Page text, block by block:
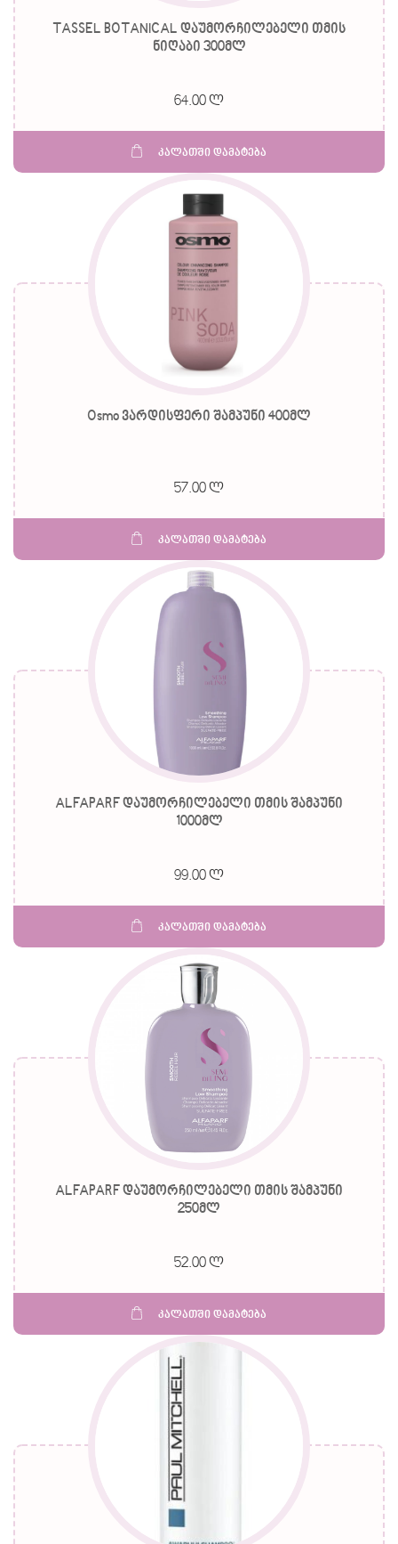
TASSEL BOTANICAL დაუმორჩილებელი თმის
ნიღაბი 300მლ
64.00 ლ
კალათში დამატება
Osmo ვარდისფერი შამპუნი 400მლ
57.00 ლ
კალათში დამატება
ALFAPARF დაუმორჩილებელი თმის შამპუნი
1000მლ
99.00 ლ
კალათში დამატება
ALFAPARF დაუმორჩილებელი თმის შამპუნი
250მლ
52.00 ლ
კალათში დამატება